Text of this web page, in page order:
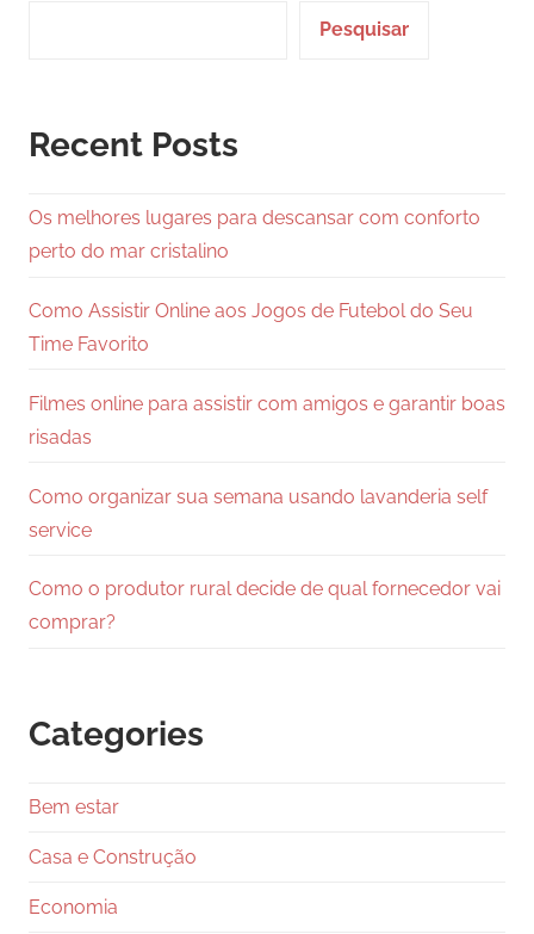
Pesquisar
Recent Posts
Os melhores lugares para descansar com conforto
perto do mar cristalino
Como Assistir Online aos Jogos de Futebol do Seu
Time Favorito
Filmes online para assistir com amigos e garantir boas
risadas
Como organizar sua semana usando lavanderia self
service
Como o produtor rural decide de qual fornecedor vai
comprar?
Categories
Bem estar
Casa e Construção
Economia